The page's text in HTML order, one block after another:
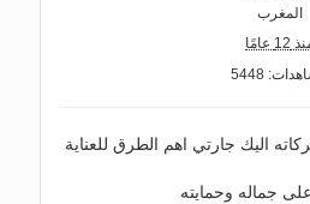
المغرب
12 عامًا
5448
اليك جارتي اهم الطرق للعناية
جماله وحمايته